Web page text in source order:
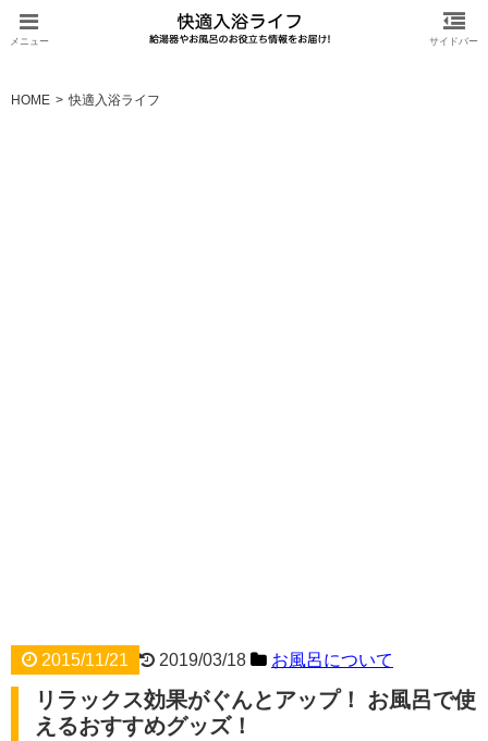
HOME 快適入浴ライフ
2015/11/21 2019/03/18 お風呂について
リラックス効果がぐんとアップ！ お風呂で使
えるおすすめグッズ！